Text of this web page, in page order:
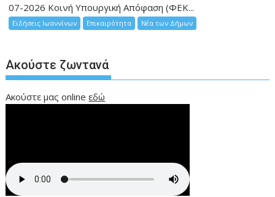
07-2026 Κοινή Υπουργική Απόφαση (ΦΕΚ...
Ειδήσεις Ιωαννίνων Επικαιρότητα Νέα των Δήμων
Ακούστε ζωντανά
Ακούστε μας onlineεδώ